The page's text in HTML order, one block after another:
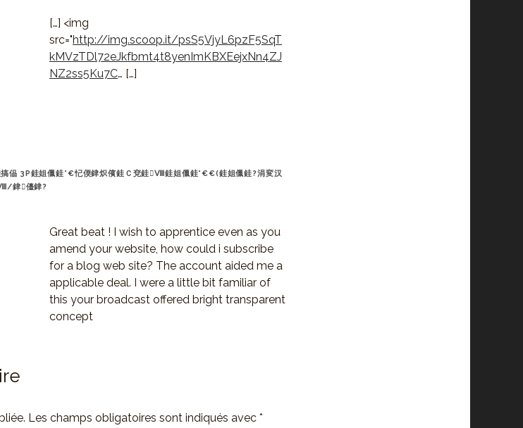
[…] <img
src="http://img.scoop.it/psS5VjyL6pzF5SqT
kMVzTDl72eJkfbmt4t8yenImKBXEejxNn4ZJ
NZ2ss5Ku7C… […]
偘 3P銈姐儠銈°€忋偄銉炽儐銈Ｃ兗銈Ⅷ銈姐儠銈°€€(銈姐儠銈?涓変汉
銉儓銉?
Great beat ! I wish to apprentice even as you
amend your website, how could i subscribe
for a blog web site? The account aided me a
applicable deal. I were a little bit familiar of
this your broadcast offered bright transparent
concept
Les champs obligatoires sont indiqués avec *